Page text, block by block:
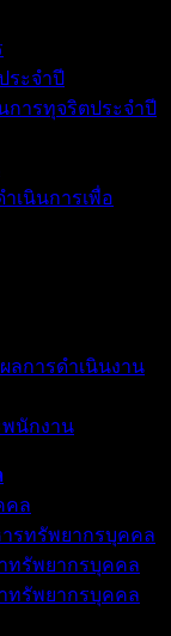
ระจำปี
การทุจริตประจำปี
เนินการเพื่อ
ลการดำเนินงาน
พนักงาน
คล
รทรัพยากรบุคคล
รัพยากรบุคคล
ทรัพยากรบุคคล